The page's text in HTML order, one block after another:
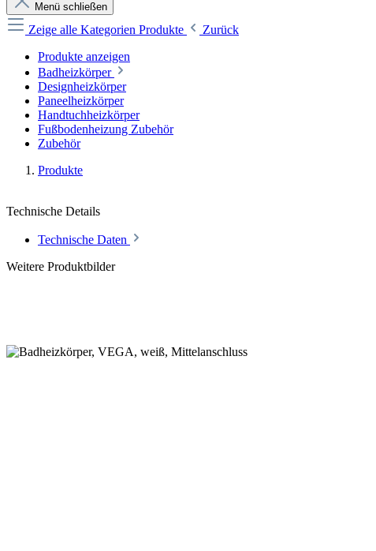
Menü schließen
Zeige alle Kategorien Produkte
Zurück
Produkte anzeigen
Badheizkörper
Designheizkörper
Paneelheizkörper
Handtuchheizkörper
Fußbodenheizung Zubehör
Zubehör
Produkte
Technische Details
Technische Daten
Weitere Produktbilder